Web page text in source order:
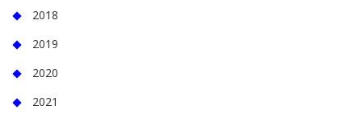
2018
2019
2020
2021